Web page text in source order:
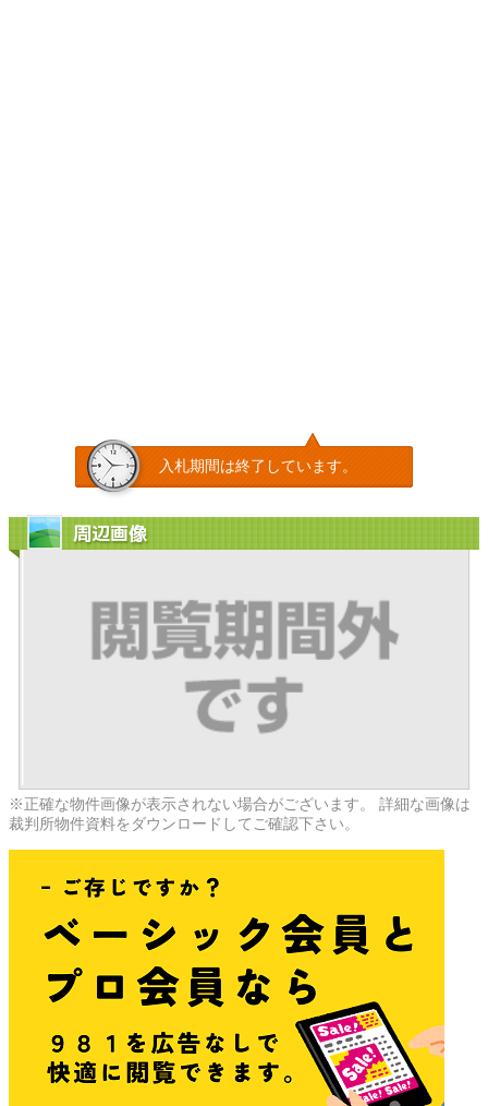
入札期間は終了しています。
周辺画像
※正確な物件画像が表示されない場合がございます。 詳細な画像は
裁判所物件資料をダウンロードしてご確認下さい。